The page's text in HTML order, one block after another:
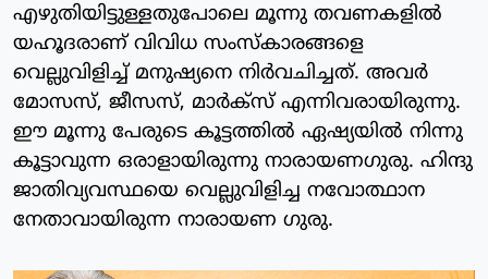
എഴുതിയിട്ടുള്ളതുപോലെ മൂന്നു തവണകളില്‍
യഹൂദരാണ് വിവിധ സംസ്‌കാരങ്ങളെ
വെല്ലുവിളിച്ച് മനുഷ്യനെ നിര്‍വചിച്ചത്. അവര്‍
മോസസ്, ജീസസ്, മാര്‍ക്‌സ് എന്നിവരായിരുന്നു.
ഈ മൂന്നു പേരുടെ കൂട്ടത്തില്‍ ഏഷ്യയില്‍ നിന്നു
കൂട്ടാവുന്ന ഒരാളായിരുന്നു നാരായണഗുരു. ഹിന്ദു
ജാതിവ്യവസ്ഥയെ വെല്ലുവിളിച്ച നവോത്ഥാന
നേതാവായിരുന്ന നാരായണ ഗുരു.